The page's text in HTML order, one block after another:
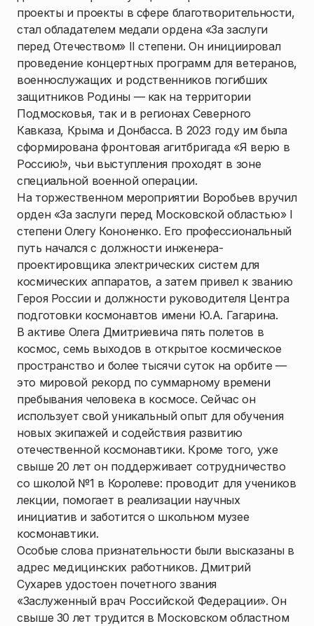
проекты и проекты в сфере благотворительности,
стал обладателем медали ордена «За заслуги
перед Отечеством» II степени. Он инициировал
проведение концертных программ для ветеранов,
военнослужащих и родственников погибших
защитников Родины — как на территории
Подмосковья, так и в регионах Северного
Кавказа, Крыма и Донбасса. В 2023 году им была
сформирована фронтовая агитбригада «Я верю в
Россию!», чьи выступления проходят в зоне
специальной военной операции.
На торжественном мероприятии Воробьев вручил
орден «За заслуги перед Московской областью» I
степени Олегу Кононенко. Его профессиональный
путь начался с должности инженера-
проектировщика электрических систем для
космических аппаратов, а затем привел к званию
Героя России и должности руководителя Центра
подготовки космонавтов имени Ю.А. Гагарина.
В активе Олега Дмитриевича пять полетов в
космос, семь выходов в открытое космическое
пространство и более тысячи суток на орбите —
это мировой рекорд по суммарному времени
пребывания человека в космосе. Сейчас он
использует свой уникальный опыт для обучения
новых экипажей и содействия развитию
отечественной космонавтики. Кроме того, уже
свыше 20 лет он поддерживает сотрудничество
со школой №1 в Королеве: проводит для учеников
лекции, помогает в реализации научных
инициатив и заботится о школьном музее
космонавтики.
Особые слова признательности были высказаны в
адрес медицинских работников. Дмитрий
Сухарев удостоен почетного звания
«Заслуженный врач Российской Федерации». Он
свыше 30 лет трудится в Московском областном